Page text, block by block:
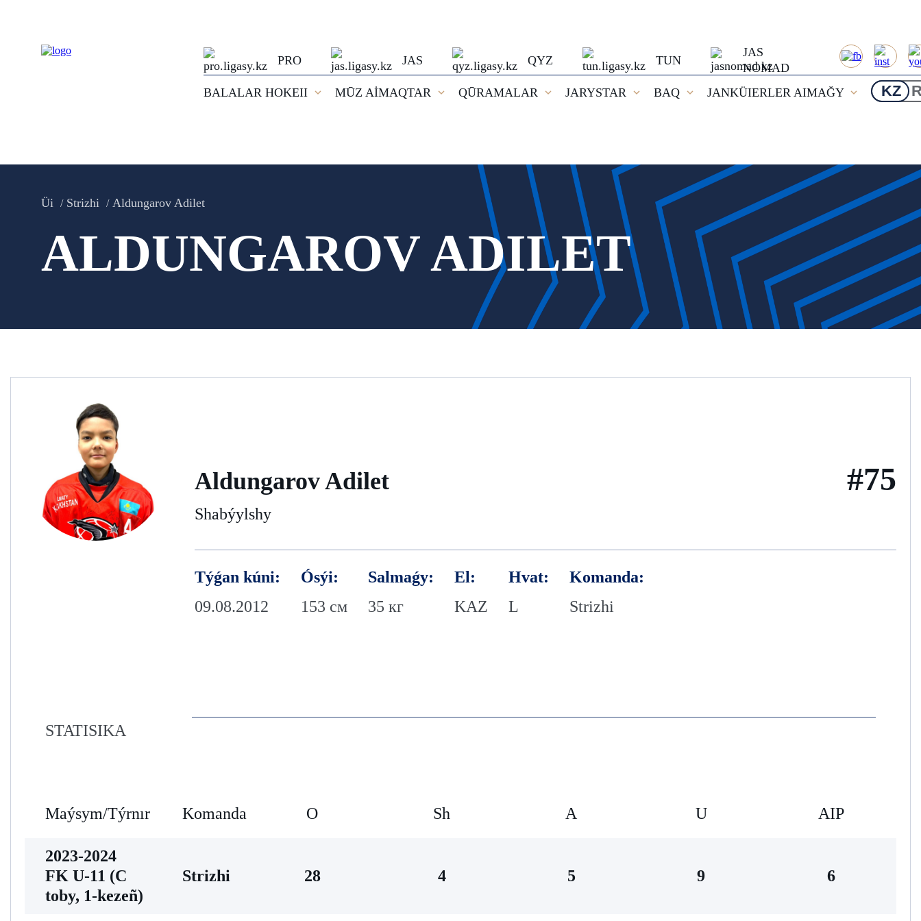
PRO JAS QYZ TUN
JAS
NOMAD
BALALAR HOKEII
MŪZ AİMAQTAR QŪRAMALAR JARYSTAR BAQ JANKÜIERLER AIMAĞY KZ
Üi Strizhi Aldungarov Adilet
ALDUNGAROV ADILET
Aldungarov Adilet
Shabýylshy
#75
Týǵan kúni:
09.08.2012
Ósýi:
153 см
Salmaǵy:
35 кг
El:
KAZ
Hvat:
L
Komanda:
Strizhi
STATISIKA
Maýsym/Týrnır Komanda O Sh А U AIP
2023-2024
FK U-11 (С
toby, 1-kezeñ)
Strizhi 28 4 5 9 6